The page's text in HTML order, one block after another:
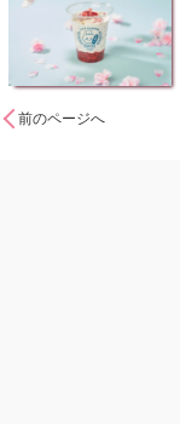
前のページへ